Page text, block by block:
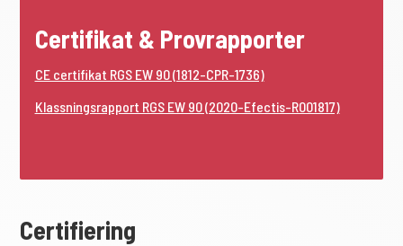
Certifikat & Provrapporter
CE certifikat RGS EW 90 (1812-CPR-1736)
Klassningsrapport RGS EW 90 (2020-Efectis-R001817)
Certifiering